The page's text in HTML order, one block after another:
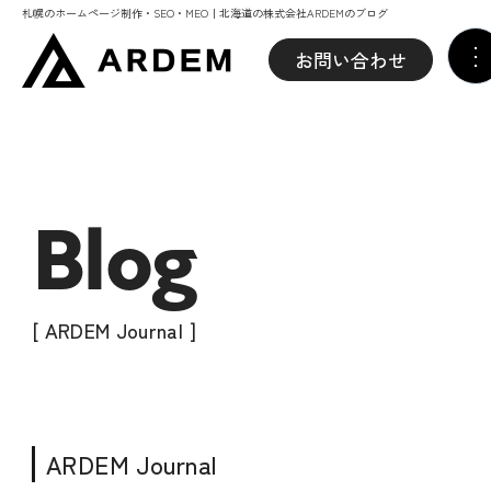
札幌のホームページ制作・SEO・MEO｜北海道の株式会社ARDEMのブログ
お問い合わせ
Blog
[ ARDEM Journal ]
ARDEM Journal